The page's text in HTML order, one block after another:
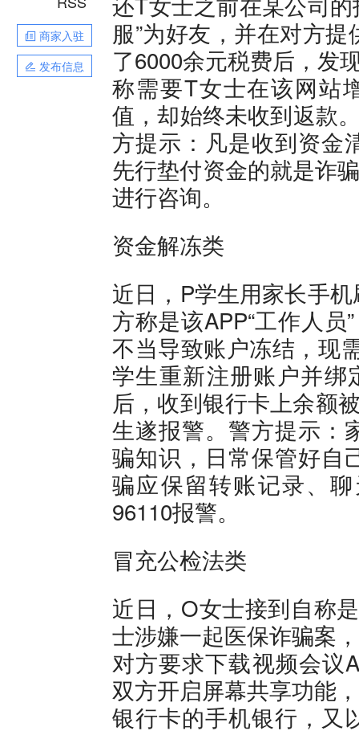
商家入驻
发布信息
服”为好友，并在对方
了6000余元税费后，发
称需要T女士在该网站
值，却始终未收到返款
方提示：凡是收到资金
先行垫付资金的就是诈
进行咨询。
资金解冻类
近日，P学生用家长手
方称是该APP“工作人
不当导致账户冻结，现
学生重新注册账户并
后，收到银行卡上余额
生遂报警。警方提示：
骗知识，日常保管好自
骗应保留转账记录、
96110报警。
冒充公检法类
近日，O女士接到自称
士涉嫌一起医保诈骗案
对方要求下载视频会议
双方开启屏幕共享功能
银行卡的手机银行，又